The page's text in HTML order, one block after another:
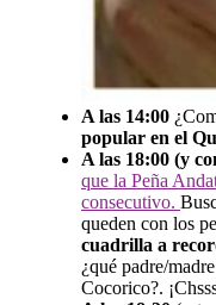
A las 14:00
popular en el
A las 18:00 (y
que la Peña
consecutivo.
queden con los
cuadrilla a
¿qué padre/
Cocorico?.